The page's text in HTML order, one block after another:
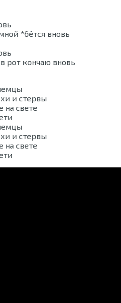
*бётся вновь
рот кончаю вновь
и стервы
на свете
и стервы
на свете